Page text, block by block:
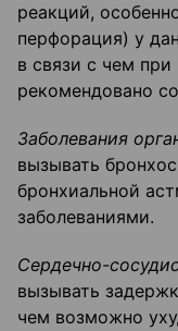
реакций,
перфорация) у
в связи с чем при
рекомендовано
Заболевания
вызывать
бронхиальной
заболеваниями.
Сердечно-
вызывать
чем возможно